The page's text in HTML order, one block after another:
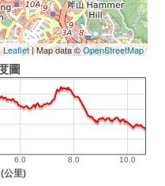
Leaflet| Map data ©OpenStreetMap